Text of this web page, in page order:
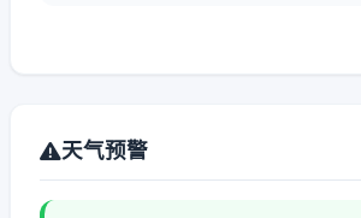
天气预警